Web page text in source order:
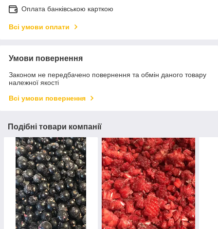
Оплата банківською карткою
Всі умови оплати
Умови повернення
Законом не передбачено повернення та обмін даного товару
належної якості
Всі умови повернення
Подібні товари компанії